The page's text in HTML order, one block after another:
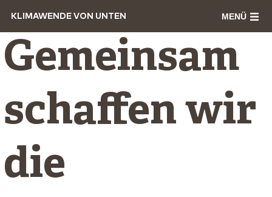
KLIMAWENDE VON UNTEN MENÜ
Gemeinsam
schaffen wir
die